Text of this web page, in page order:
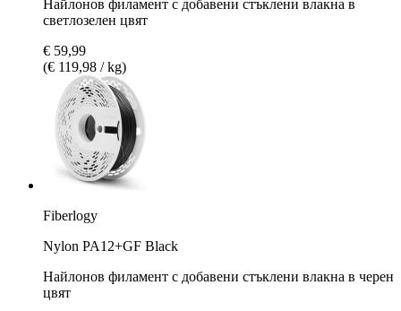
Найлонов филамент с добавени стъклени влакна в
светлозелен цвят
€ 59,99
(€ 119,98 / kg)
Fiberlogy
Nylon PA12+GF Black
Найлонов филамент с добавени стъклени влакна в черен
цвят